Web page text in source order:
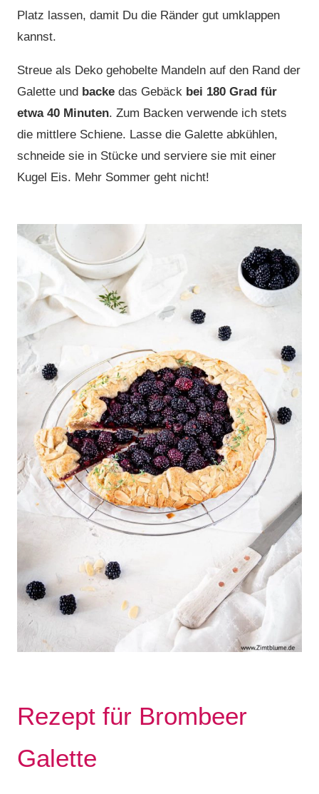
Platz lassen, damit Du die Ränder gut umklappen
kannst.
Streue als Deko gehobelte Mandeln auf den Rand der
Galette und backe das Gebäck bei 180 Grad für
etwa 40 Minuten. Zum Backen verwende ich stets
die mittlere Schiene. Lasse die Galette abkühlen,
schneide sie in Stücke und serviere sie mit einer
Kugel Eis. Mehr Sommer geht nicht!
Rezept für Brombeer
Galette